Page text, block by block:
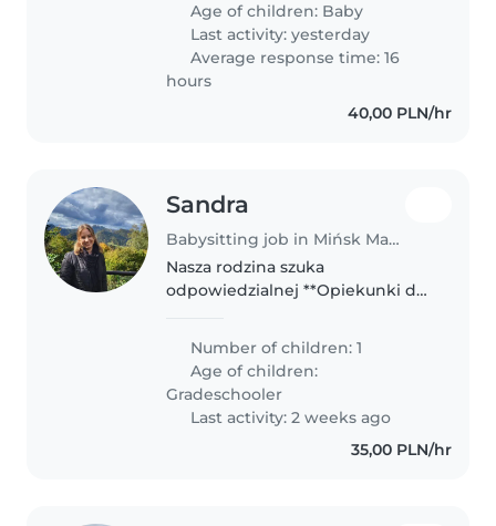
Age of children: Baby
Last activity: yesterday
Average response time: 16
hours
40,00 PLN/hr
Sandra
Babysitting job in Mińsk Mazowiecki
Nasza rodzina szuka
odpowiedzialnej **Opiekunki do
naszego wysportowanego,
twórczego i przyjacielskiego 9-
latka. Mile widziane
doświadczenie z dziećmi w..
Number of children: 1
Age of children:
Gradeschooler
Last activity: 2 weeks ago
35,00 PLN/hr